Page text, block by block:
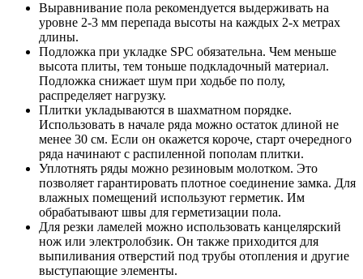
Выравнивание пола рекомендуется выдерживать на
уровне 2-3 мм перепада высоты на каждых 2-х метрах
длины.
Подложка при укладке SPC обязательна. Чем меньше
высота плиты, тем тоньше подкладочный материал.
Подложка снижает шум при ходьбе по полу,
распределяет нагрузку.
Плитки укладываются в шахматном порядке.
Использовать в начале ряда можно остаток длиной не
менее 30 см. Если он окажется короче, старт очередного
ряда начинают с распиленной пополам плитки.
Уплотнять ряды можно резиновым молотком. Это
позволяет гарантировать плотное соединение замка. Для
влажных помещений используют герметик. Им
обрабатывают швы для герметизации пола.
Для резки ламелей можно использовать канцелярский
нож или электролобзик. Он также приходится для
выпиливания отверстий под трубы отопления и другие
выступающие элементы.